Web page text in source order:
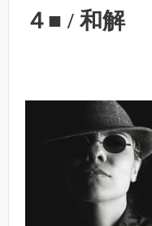
４■ / 和解